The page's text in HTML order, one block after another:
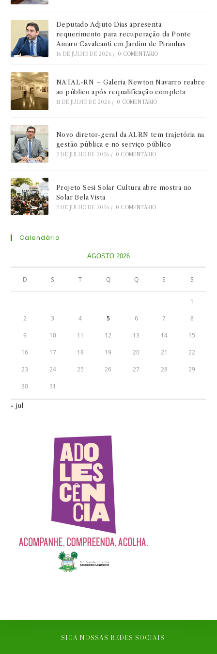
Deputado Adjuto Dias apresenta
requerimento para recuperação da Ponte
Amaro Cavalcanti em Jardim de Piranhas
16 DE JULHO DE 2026 / 0 COMENTÁRIO
NATAL-RN – Galeria Newton Navarro reabre
ao público após requalificação completa
11 DE JULHO DE 2026 / 0 COMENTÁRIO
Novo diretor-geral da ALRN tem trajetória na
gestão pública e no serviço público
2 DE JULHO DE 2026 / 0 COMENTÁRIO
Projeto Sesi Solar Cultura abre mostra no
Solar Bela Vista
2 DE JULHO DE 2026 / 0 COMENTÁRIO
Calendário
AGOSTO 2026
D S T Q Q S S
1
2 3 4 5 6 7 8
9 10 11 12 13 14 15
16 17 18 19 20 21 22
23 24 25 26 27 28 29
30 31
« jul
SIGA NOSSAS REDES SOCIAIS